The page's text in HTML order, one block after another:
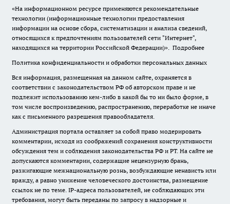
«На информационном ресурсе применяются рекомендательные
технологии (информационные технологии предоставления
информации на основе сбора, систематизации и анализа сведений,
относящихся к предпочтениям пользователей сети "Интернет",
находящихся на территории Российской Федерации)». Подробнее
Политика конфиденциальности и обработки персональных данных
Вся информация, размещенная на данном сайте, охраняется в
соответствии с законодательством РФ об авторском праве и не
подлежит использованию кем-либо в какой бы то ни было форме, в
том числе воспроизведению, распространению, переработке не иначе
как с письменного разрешения правообладателя.
Администрация портала оставляет за собой право модерировать
комментарии, исходя из соображений сохранения конструктивности
обсуждения тем и соблюдения законодательства РФ и РТ. На сайте не
допускаются комментарии, содержащие нецензурную брань,
разжигающие межнациональную рознь, возбуждающие ненависть или
вражду, а равно унижение человеческого достоинства, размещение
ссылок не по теме. IP-адреса пользователей, не соблюдающих эти
требования, могут быть переданы по запросу в надзорные и